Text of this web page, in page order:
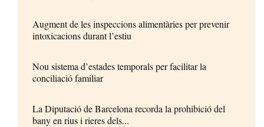
Augment de les inspeccions alimentàries per prevenir
intoxicacions durant l’estiu
Nou sistema d’estades temporals per facilitar la
conciliació familiar
La Diputació de Barcelona recorda la prohibició del
bany en rius i rieres dels...